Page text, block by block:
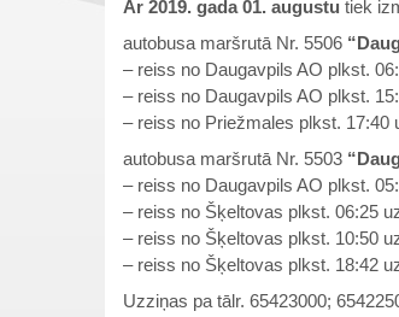
Ar 2019. gada 01. augustu tiek
autobusa maršrutā Nr. 5506
– reiss no Daugavpils AO plkst.
– reiss no Daugavpils AO plkst.
– reiss no Priežmales plkst. 17:40
autobusa maršrutā Nr. 5503
– reiss no Daugavpils AO plkst.
– reiss no Šķeltovas plkst. 06:25
– reiss no Šķeltovas plkst. 10:50
– reiss no Šķeltovas plkst. 18:42
Uzziņas pa tālr. 65423000;